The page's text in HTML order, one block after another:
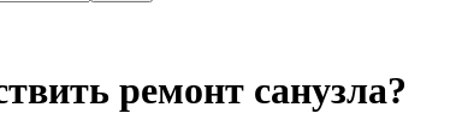
ремонт санузла?